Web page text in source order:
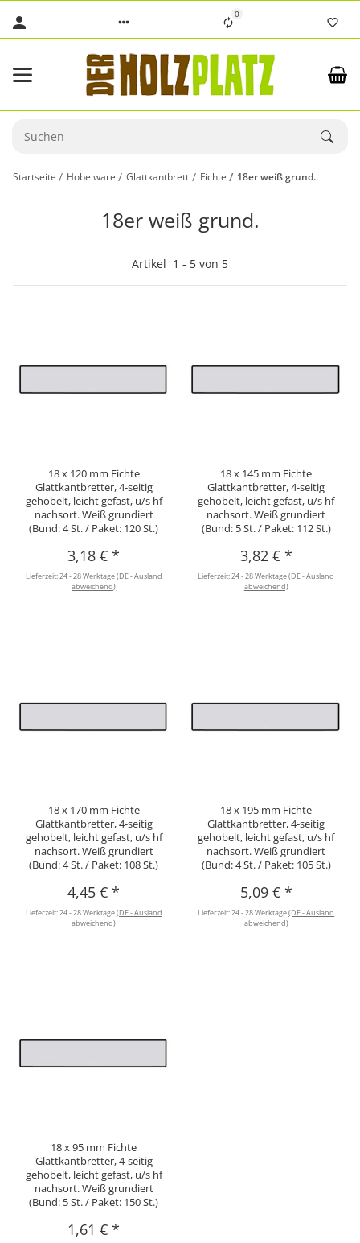
0
Startseite Hobelware Glattkantbrett Fichte 18er weiß grund.
18er weiß grund.
Artikel 1 - 5 von 5
18 x 120 mm Fichte
Glattkantbretter, 4-seitig
gehobelt, leicht gefast, u/s hf
nachsort. Weiß grundiert
(Bund: 4 St. / Paket: 120 St.)
3,18 €*
Lieferzeit:24 - 28 Werktage(DE - Ausland
abweichend)
18 x 145 mm Fichte
Glattkantbretter, 4-seitig
gehobelt, leicht gefast, u/s hf
nachsort. Weiß grundiert
(Bund: 5 St. / Paket: 112 St.)
3,82 € *
Lieferzeit:24 - 28 Werktage(DE - Ausland
abweichend)
18 x 170 mm Fichte
Glattkantbretter, 4-seitig
gehobelt, leicht gefast, u/s hf
nachsort. Weiß grundiert
(Bund: 4 St. / Paket: 108 St.)
4,45 €*
Lieferzeit:24 - 28 Werktage(DE - Ausland
abweichend)
18 x 195 mm Fichte
Glattkantbretter, 4-seitig
gehobelt, leicht gefast, u/s hf
nachsort. Weiß grundiert
(Bund: 4 St. / Paket: 105 St.)
5,09 € *
Lieferzeit:24 - 28 Werktage(DE - Ausland
abweichend)
18 x 95 mm Fichte
Glattkantbretter, 4-seitig
gehobelt, leicht gefast, u/s hf
nachsort. Weiß grundiert
(Bund: 5 St. / Paket: 150 St.)
1,61 €*